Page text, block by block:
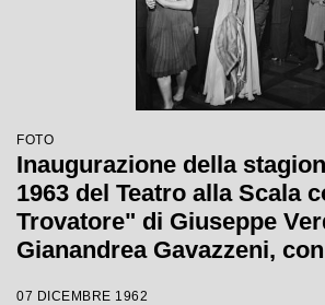
FOTO
Inaugurazione della
1963 del Teatro alla Scala
Trovatore" di Giuseppe
Gianandrea Gavazzeni,
07 DICEMBRE 1962